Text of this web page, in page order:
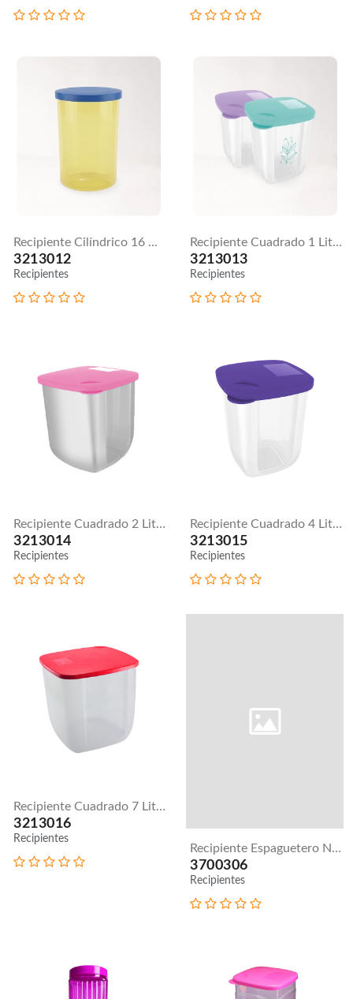
Recipiente Cilíndrico 16 Onz / 500 Ml
3213012
Recipientes
Recipiente Cuadrado 1 Litro
3213013
Recipientes
Recipiente Cuadrado 2 Litros
3213014
Recipientes
Recipiente Cuadrado 4 Litros
3213015
Recipientes
Recipiente Cuadrado 7 Litros
3213016
Recipientes
Recipiente Espaguetero N. 2
3700306
Recipientes